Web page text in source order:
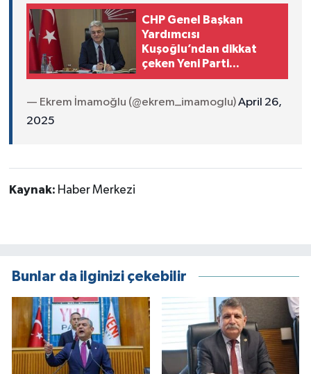
CHP Genel Başkan
Yardımcısı
Kuşoğlu’ndan dikkat
çeken Yeni Parti
açıklaması
— Ekrem İmamoğlu (@ekrem_imamoglu)April 26,
2025
Kaynak: Haber Merkezi
Bunlar da ilginizi çekebilir